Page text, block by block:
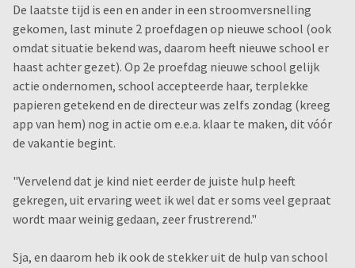
De laatste tijd is een en ander in een stroomversnelling
gekomen, last minute 2 proefdagen op nieuwe school (ook
omdat situatie bekend was, daarom heeft nieuwe school er
haast achter gezet). Op 2e proefdag nieuwe school gelijk
actie ondernomen, school accepteerde haar, terplekke
papieren getekend en de directeur was zelfs zondag (kreeg
app van hem) nog in actie om e.e.a. klaar te maken, dit vóór
de vakantie begint.
"Vervelend dat je kind niet eerder de juiste hulp heeft
gekregen, uit ervaring weet ik wel dat er soms veel gepraat
wordt maar weinig gedaan, zeer frustrerend."
Sja, en daarom heb ik ook de stekker uit de hulp van school